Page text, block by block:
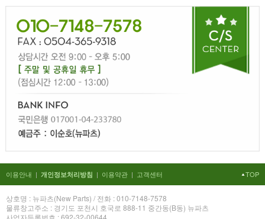
이용안내 | 개인정보처리방침 | 이용약관 | 고객센터 TOP
상호명 : 뉴파츠(New Parts) / 전화 : 010-7148-7578
물류창고주소 : 경기도 포천시 호국로 888-11 중간동(B동) 뉴파츠
사업자등록번호 : 692-32-00644